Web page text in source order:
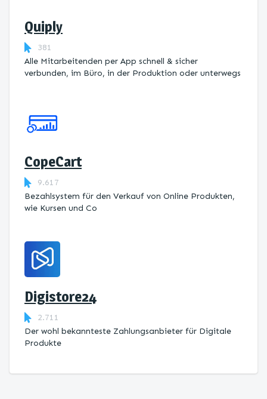
Quiply
381
Alle Mitarbeitenden per App schnell & sicher
verbunden, im Büro, in der Produktion oder unterwegs
CopeCart
9.617
Bezahlsystem für den Verkauf von Online Produkten,
wie Kursen und Co
Digistore24
2.711
Der wohl bekannteste Zahlungsanbieter für Digitale
Produkte